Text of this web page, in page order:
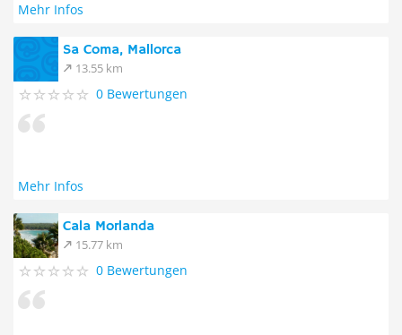
Mehr Infos
Sa Coma, Mallorca
13.55 km
0 Bewertungen
Mehr Infos
Cala Morlanda
15.77 km
0 Bewertungen